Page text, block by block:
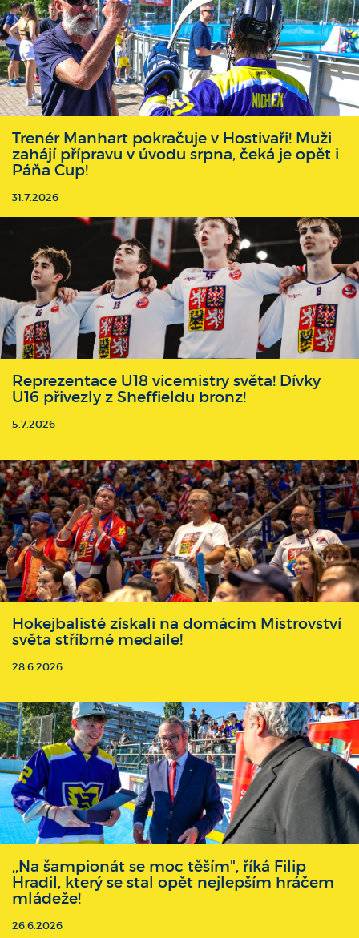
Trenér Manhart pokračuje v Hostivaři! Muži
zahájí přípravu v úvodu srpna, čeká je opět i
Páňa Cup!
31.7.2026
Reprezentace U18 vicemistry světa! Dívky
U16 přivezly z Sheffieldu bronz!
5.7.2026
Hokejbalisté získali na domácím Mistrovství
světa stříbrné medaile!
28.6.2026
,,Na šampionát se moc těším", říká Filip
Hradil, který se stal opět nejlepším hráčem
mládeže!
26.6.2026